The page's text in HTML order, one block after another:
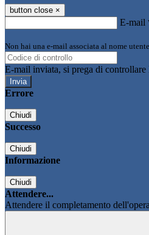
button close ×
E-mail
Non hai una e-mail associata al nome
E-mail inviata, si prega di controllare
Errore
Chiudi
Successo
Chiudi
Informazione
Chiudi
Attendere...
Attendere il completamento